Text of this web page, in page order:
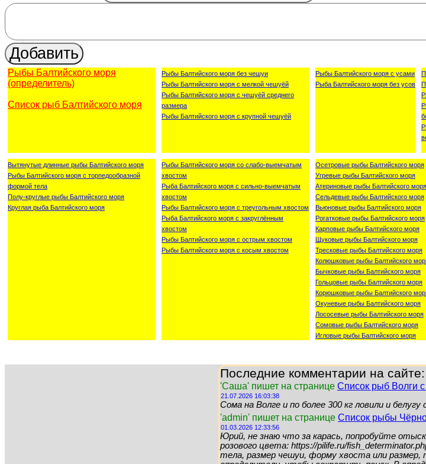
Рыбы Балтийского моря
(определитель)
Список рыб Балтийского моря
Рыбы Балтийского моря без чешуи
Рыбы Балтийского моря с мелкой чешуёй
Рыбы Балтийского моря с чешуёй среднего
размера
Рыбы Балтийского моря с крупной чешуёй
Рыбы Балтийского моря с усами
Рыба Балтийского моря без усов
Вытянутые длинные рыбы Балтийского моря
Рыбы Балтийского моря с торпедообразной
формой тела
Полу-круглые рыбы Балтийского моря
Круглая рыба Балтийского моря
Рыбы Балтийского моря со слабо-выемчатым
хвостом
Рыба Балтийского моря с сильно-выемчатым
хвостом
Рыбы Балтийского моря с треугольным хвостом
Рыба Балтийского моря с закруглённым
хвостом
Рыбы Балтийского моря с острым хвостом
Рыбы Балтийского моря с косым хвостом
Осетровые рыбы Балтийского моря
Угревые рыбы Балтийского моря
Атериновые рыбы Балтийского моря
Сельдевые рыбы Балтийского моря
Вьюновые рыбы Балтийского моря
Рогатковые рыбы Балтийского моря
Карповые рыбы Балтийского моря
Щуковые рыбы Балтийского моря
Тресковые рыбы Балтийского моря
Колюшковые рыбы Балтийского
Бычковые рыбы Балтийского моря
Гольцовые рыбы Балтийского моря
Корюшковые рыбы Балтийского
Окуневые рыбы Балтийского моря
Лососевые рыбы Балтийского моря
Сомовые рыбы Балтийского моря
Игловые рыбы Балтийского моря
Последние комментарии на сайте:
'Саша' пишет на странице Список рыб Волги
21.07.2026 16:03:38
Сома на Волге и по более 300 кг ловили и
'admin' пишет на странице Список рыбы
01.03.2026 12:33:56
Юрий, не знаю что за карась, попробуйте
розового цвета: https://pilife.ru/
тела, размер чешуи, форму хвоста или